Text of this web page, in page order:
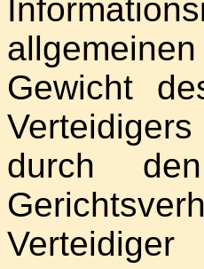
Gewicht
durch